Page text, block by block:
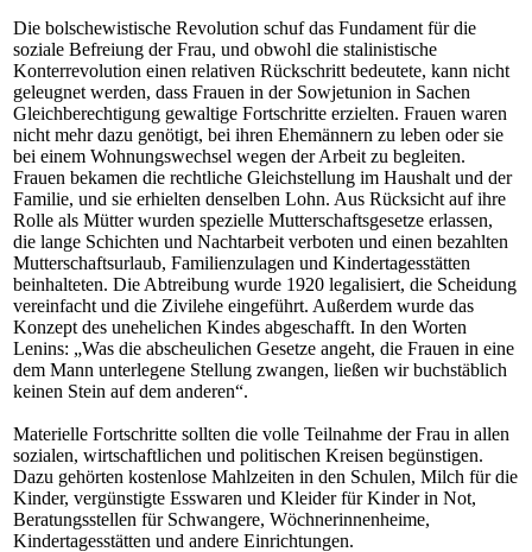
Die bolschewistische Revolution schuf das Fundament für die
soziale Befreiung der Frau, und obwohl die stalinistische
Konterrevolution einen relativen Rückschritt bedeutete, kann nicht
geleugnet werden, dass Frauen in der Sowjetunion in Sachen
Gleichberechtigung gewaltige Fortschritte erzielten. Frauen waren
nicht mehr dazu genötigt, bei ihren Ehemännern zu leben oder sie
bei einem Wohnungswechsel wegen der Arbeit zu begleiten.
Frauen bekamen die rechtliche Gleichstellung im Haushalt und der
Familie, und sie erhielten denselben Lohn. Aus Rücksicht auf ihre
Rolle als Mütter wurden spezielle Mutterschaftsgesetze erlassen,
die lange Schichten und Nachtarbeit verboten und einen bezahlten
Mutterschaftsurlaub, Familienzulagen und Kindertagesstätten
beinhalteten. Die Abtreibung wurde 1920 legalisiert, die Scheidung
vereinfacht und die Zivilehe eingeführt. Außerdem wurde das
Konzept des unehelichen Kindes abgeschafft. In den Worten
Lenins: „Was die abscheulichen Gesetze angeht, die Frauen in eine
dem Mann unterlegene Stellung zwangen, ließen wir buchstäblich
keinen Stein auf dem anderen“.
Materielle Fortschritte sollten die volle Teilnahme der Frau in allen
sozialen, wirtschaftlichen und politischen Kreisen begünstigen.
Dazu gehörten kostenlose Mahlzeiten in den Schulen, Milch für die
Kinder, vergünstigte Esswaren und Kleider für Kinder in Not,
Beratungsstellen für Schwangere, Wöchnerinnenheime,
Kindertagesstätten und andere Einrichtungen.